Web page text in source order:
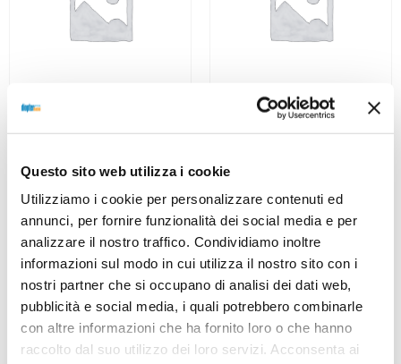
Questo sito web utilizza i cookie
Utilizziamo i cookie per personalizzare contenuti ed
annunci, per fornire funzionalità dei social media e per
analizzare il nostro traffico. Condividiamo inoltre
informazioni sul modo in cui utilizza il nostro sito con i
nostri partner che si occupano di analisi dei dati web,
pubblicità e social media, i quali potrebbero combinarle
con altre informazioni che ha fornito loro o che hanno
raccolto dal suo utilizzo dei loro servizi. Acconsenta ai
Occhiale OAKLEY
126,00€ 88,20€
Read more
OAKLEY, OCCHIALE DA
126,00€ 88,20
Read more